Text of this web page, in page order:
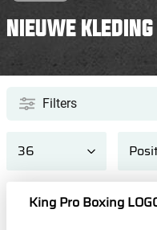
NIEUWE KLEDING
Filters
King Pro Boxing